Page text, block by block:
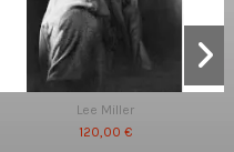
Lee Miller
120,00 €